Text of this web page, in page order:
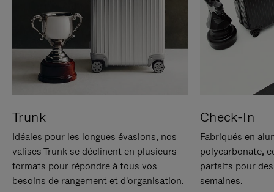
Trunk
Idéales pour les longues évasions, nos
valises Trunk se déclinent en plusieurs
formats pour répondre à tous vos
besoins de rangement et d'organisation.
Check-In
Fabriqués en
polycarbonate,
parfaits pour
semaines.